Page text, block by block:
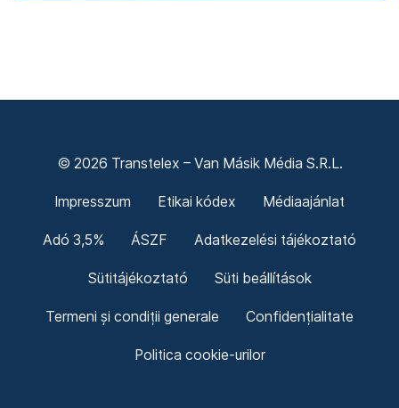
© 2026 Transtelex – Van Másik Média S.R.L.
Impresszum Etikai kódex Médiaajánlat
Adó 3,5% ÁSZF Adatkezelési tájékoztató
Sütitájékoztató Süti beállítások
Termeni și condiții generale Confidențialitate
Politica cookie-urilor